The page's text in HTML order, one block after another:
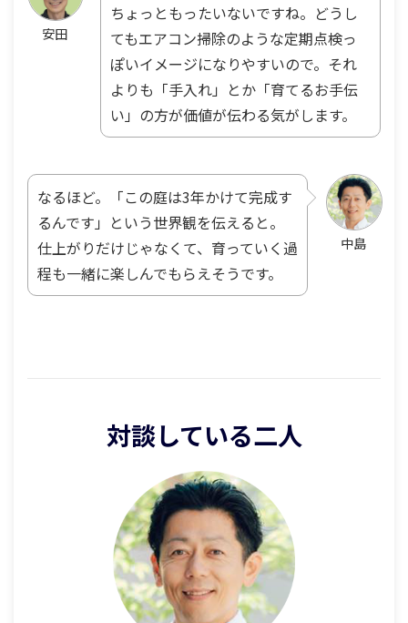
安田
ちょっともったいないですね。どうし
てもエアコン掃除のような定期点検っ
ぽいイメージになりやすいので。それ
よりも「手入れ」とか「育てるお手伝
い」の方が価値が伝わる気がします。
中島
なるほど。「この庭は3年かけて完成す
るんです」という世界観を伝えると。
仕上がりだけじゃなくて、育っていく過
程も一緒に楽しんでもらえそうです。
対談している二人